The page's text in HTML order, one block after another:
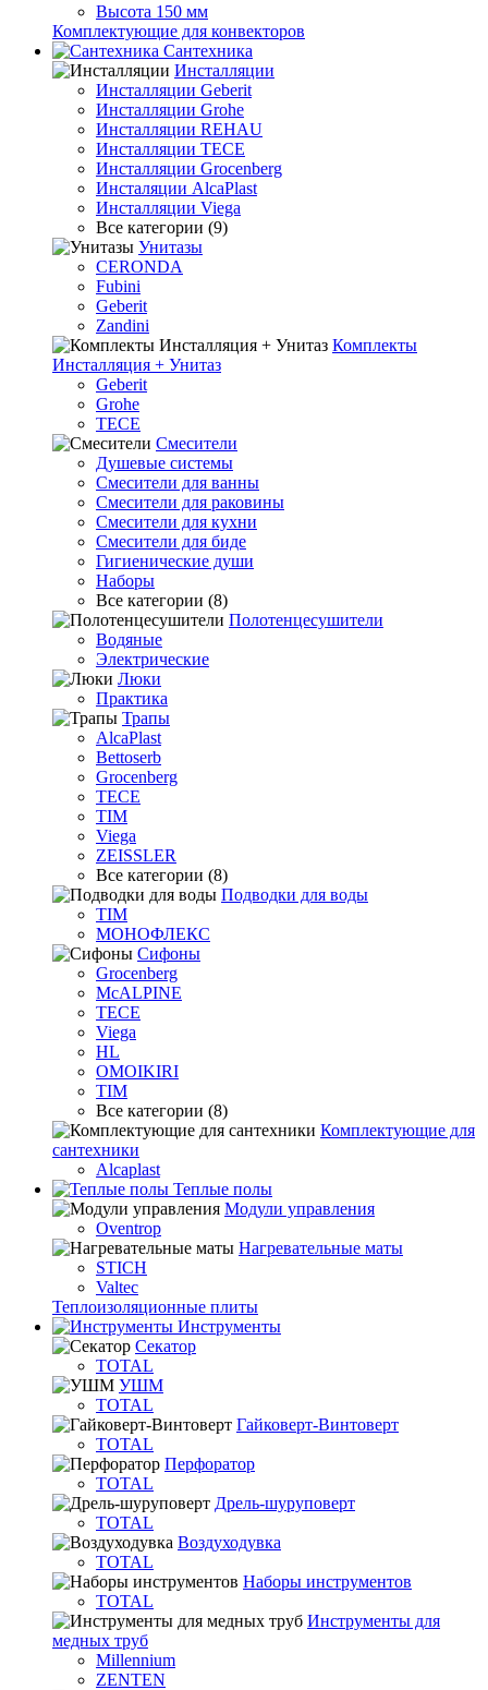
Высота 150 мм
Комплектующие для конвекторов
Сантехника
Инсталляции
Инсталляции Geberit
Инсталляции Grohe
Инсталляции REHAU
Инсталляции TECE
Инсталляции Grocenberg
Инсталяции AlcaPlast
Инсталляции Viega
Все категории (9)
Унитазы
CERONDA
Fubini
Geberit
Zandini
Комплекты
Инсталляция + Унитаз
Geberit
Grohe
TECE
Смесители
Душевые системы
Смесители для ванны
Смесители для раковины
Смесители для кухни
Смесители для биде
Гигиенические души
Наборы
Все категории (8)
Полотенцесушители
Водяные
Электрические
Люки
Практика
Трапы
AlcaPlast
Bettoserb
Grocenberg
TECE
TIM
Viega
ZEISSLER
Все категории (8)
Подводки для воды
TIM
МОНОФЛЕКС
Сифоны
Grocenberg
McALPINE
TECE
Viega
HL
OMOIKIRI
TIM
Все категории (8)
Комплектующие для
сантехники
Alcaplast
Теплые полы
Модули управления
Oventrop
Нагревательные маты
STICH
Valtec
Теплоизоляционные плиты
Инструменты
Секатор
TOTAL
УШМ
TOTAL
Гайковерт-Винтоверт
TOTAL
Перфоратор
TOTAL
Дрель-шуруповерт
TOTAL
Воздуходувка
TOTAL
Наборы инструментов
TOTAL
Инструменты для
медных труб
Millennium
ZENTEN